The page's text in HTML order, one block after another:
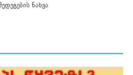
ნახვა